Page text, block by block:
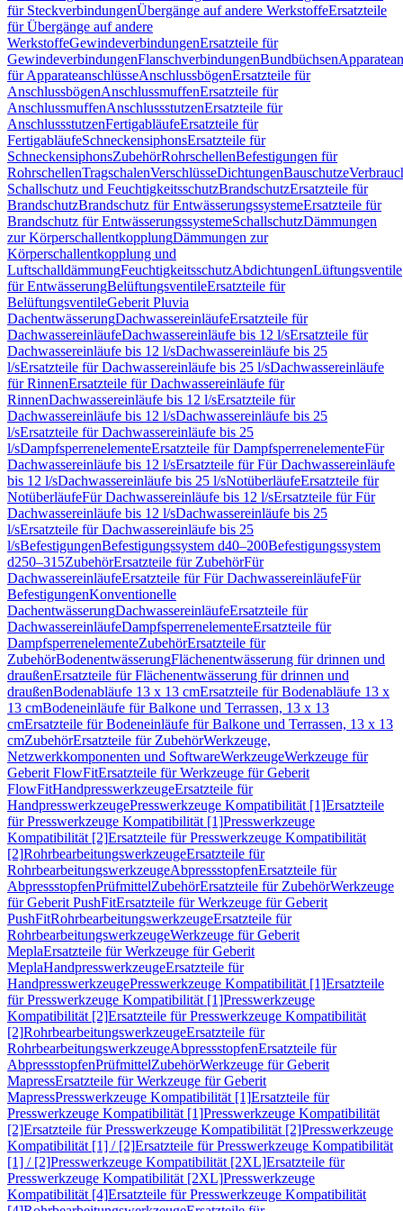
für SteckverbindungenÜbergänge auf andere WerkstoffeErsatzteile
für Übergänge auf andere
WerkstoffeGewindeverbindungenErsatzteile für
GewindeverbindungenFlanschverbindungenBundbüchsen
für ApparateanschlüsseAnschlussbögenErsatzteile für
AnschlussbögenAnschlussmuffenErsatzteile für
AnschlussmuffenAnschlussstutzenErsatzteile für
AnschlussstutzenFertigabläufeErsatzteile für
FertigabläufeSchneckensiphonsErsatzteile für
SchneckensiphonsZubehörRohrschellenBefestigungen für
RohrschellenTragschalenVerschlüsseDichtungenBauschutze
Schallschutz und FeuchtigkeitsschutzBrandschutzErsatzteile für
BrandschutzBrandschutz für EntwässerungssystemeErsatzteile für
Brandschutz für EntwässerungssystemeSchallschutzDämmungen
zur KörperschallentkopplungDämmungen zur
Körperschallentkopplung und
LuftschalldämmungFeuchtigkeitsschutzAbdichtungenLüftungsventile
für EntwässerungBelüftungsventileErsatzteile für
BelüftungsventileGeberit Pluvia
DachentwässerungDachwassereinläufeErsatzteile für
DachwassereinläufeDachwassereinläufe bis 12 l/sErsatzteile für
Dachwassereinläufe bis 12 l/sDachwassereinläufe bis 25
l/sErsatzteile für Dachwassereinläufe bis 25 l/sDachwassereinläufe
für RinnenErsatzteile für Dachwassereinläufe für
RinnenDachwassereinläufe bis 12 l/sErsatzteile für
Dachwassereinläufe bis 12 l/sDachwassereinläufe bis 25
l/sErsatzteile für Dachwassereinläufe bis 25
l/sDampfsperrenelementeErsatzteile für DampfsperrenelementeFür
Dachwassereinläufe bis 12 l/sErsatzteile für Für Dachwassereinläufe
bis 12 l/sDachwassereinläufe bis 25 l/sNotüberläufeErsatzteile für
NotüberläufeFür Dachwassereinläufe bis 12 l/sErsatzteile für Für
Dachwassereinläufe bis 12 l/sDachwassereinläufe bis 25
l/sErsatzteile für Dachwassereinläufe bis 25
l/sBefestigungenBefestigungssystem d40–200Befestigungssystem
d250–315ZubehörErsatzteile für ZubehörFür
DachwassereinläufeErsatzteile für Für DachwassereinläufeFür
BefestigungenKonventionelle
DachentwässerungDachwassereinläufeErsatzteile für
DachwassereinläufeDampfsperrenelementeErsatzteile für
DampfsperrenelementeZubehörErsatzteile für
ZubehörBodenentwässerungFlächenentwässerung für drinnen und
draußenErsatzteile für Flächenentwässerung für drinnen und
draußenBodenabläufe 13 x 13 cmErsatzteile für Bodenabläufe 13 x
13 cmBodeneinläufe für Balkone und Terrassen, 13 x 13
cmErsatzteile für Bodeneinläufe für Balkone und Terrassen, 13 x 13
cmZubehörErsatzteile für ZubehörWerkzeuge,
Netzwerkkomponenten und SoftwareWerkzeugeWerkzeuge für
Geberit FlowFitErsatzteile für Werkzeuge für Geberit
FlowFitHandpresswerkzeugeErsatzteile für
HandpresswerkzeugePresswerkzeuge Kompatibilität [1]Ersatzteile
für Presswerkzeuge Kompatibilität [1]Presswerkzeuge
Kompatibilität [2]Ersatzteile für Presswerkzeuge Kompatibilität
[2]RohrbearbeitungswerkzeugeErsatzteile für
RohrbearbeitungswerkzeugeAbpressstopfenErsatzteile für
AbpressstopfenPrüfmittelZubehörErsatzteile für ZubehörWerkzeuge
für Geberit PushFitErsatzteile für Werkzeuge für Geberit
PushFitRohrbearbeitungswerkzeugeErsatzteile für
RohrbearbeitungswerkzeugeWerkzeuge für Geberit
MeplaErsatzteile für Werkzeuge für Geberit
MeplaHandpresswerkzeugeErsatzteile für
HandpresswerkzeugePresswerkzeuge Kompatibilität [1]Ersatzteile
für Presswerkzeuge Kompatibilität [1]Presswerkzeuge
Kompatibilität [2]Ersatzteile für Presswerkzeuge Kompatibilität
[2]RohrbearbeitungswerkzeugeErsatzteile für
RohrbearbeitungswerkzeugeAbpressstopfenErsatzteile für
AbpressstopfenPrüfmittelZubehörWerkzeuge für Geberit
MapressErsatzteile für Werkzeuge für Geberit
MapressPresswerkzeuge Kompatibilität [1]Ersatzteile für
Presswerkzeuge Kompatibilität [1]Presswerkzeuge Kompatibilität
[2]Ersatzteile für Presswerkzeuge Kompatibilität [2]Presswerkzeuge
Kompatibilität [1] / [2]Ersatzteile für Presswerkzeuge Kompatibilität
[1] / [2]Presswerkzeuge Kompatibilität [2XL]Ersatzteile für
Presswerkzeuge Kompatibilität [2XL]Presswerkzeuge
Kompatibilität [4]Ersatzteile für Presswerkzeuge Kompatibilität